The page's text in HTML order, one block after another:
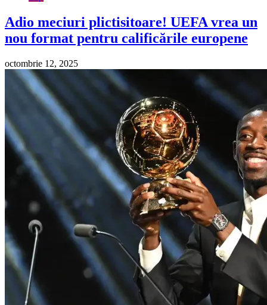
Adio meciuri plictisitoare! UEFA vrea un
nou format pentru calificările europene
octombrie 12, 2025